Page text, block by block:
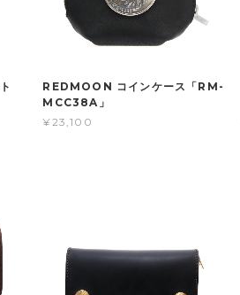
REDMOON コインケース「RM-
MCC38A」
¥23,100